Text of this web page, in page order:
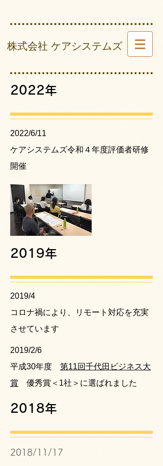
​ 株式会社 ケアシステムズ
2022年
​2022/6/11
ケアシステムズ令和４年度評価者研修
開催
2019年
​2019/4
コロナ禍により、リモート対応を充実
させています
​2019/2/6
平成30年度 第11回千代田ビジネス大
賞 優秀賞＜1社＞に選ばれました
2018年
2018/11/17